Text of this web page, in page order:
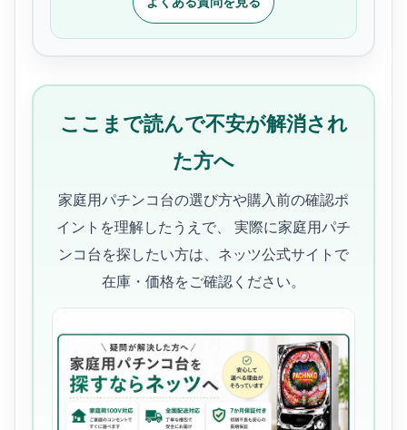
ここまで読んで不安が解消され
た方へ
家庭用パチンコ台の選び方や購入前の確認ポ
イントを理解したうえで、 実際に家庭用パチ
ンコ台を探したい方は、ネッツ公式サイトで
在庫・価格をご確認ください。